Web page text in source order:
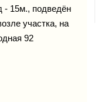
- 15м., подведён
участка, на
92